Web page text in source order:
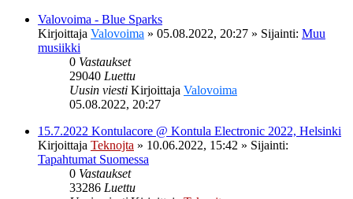
Valovoima - Blue Sparks
Kirjoittaja Valovoima » 05.08.2022, 20:27 » Sijainti: Muu
musiikki
0 Vastaukset
29040 Luettu
Uusin viesti Kirjoittaja Valovoima
05.08.2022, 20:27
15.7.2022 Kontulacore @ Kontula Electronic 2022, Helsinki
Kirjoittaja Teknojta » 10.06.2022, 15:42 » Sijainti:
Tapahtumat Suomessa
0 Vastaukset
33286 Luettu